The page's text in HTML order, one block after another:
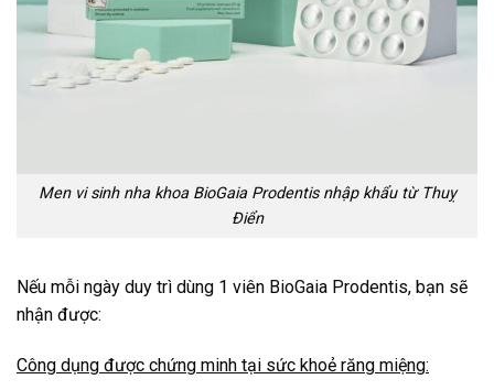
Men vi sinh nha khoa BioGaia Prodentis nhập khẩu từ Thuỵ
Điển
Nếu mỗi ngày duy trì dùng 1 viên BioGaia Prodentis, bạn sẽ
nhận được:
Công dụng được chứng minh tại sức khoẻ răng miệng: